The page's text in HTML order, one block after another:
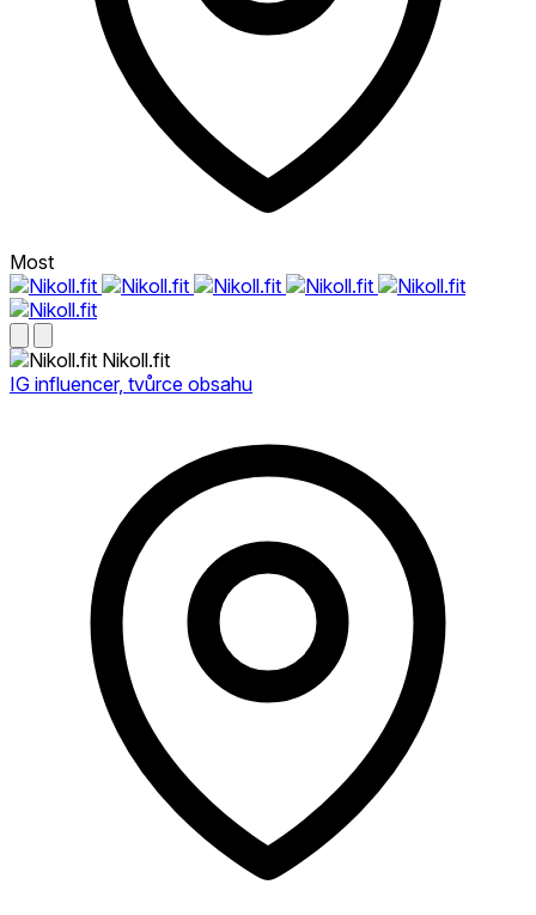
Most
Nikoll.fit
IG influencer, tvůrce obsahu